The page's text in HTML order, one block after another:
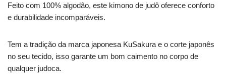
Feito com 100% algodão, este kimono de judô oferece conforto
e durabilidade incomparáveis.
Tem a tradição da marca japonesa KuSakura e o corte japonês
no seu tecido, isso garante um bom caimento no corpo de
qualquer judoca.